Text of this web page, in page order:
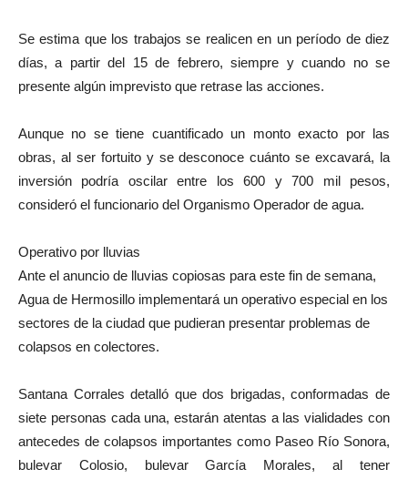
Se estima que los trabajos se realicen en un período de diez
días, a partir del 15 de febrero, siempre y cuando no se
presente algún imprevisto que retrase las acciones.
Aunque no se tiene cuantificado un monto exacto por las
obras, al ser fortuito y se desconoce cuánto se excavará, la
inversión podría oscilar entre los 600 y 700 mil pesos,
consideró el funcionario del Organismo Operador de agua.
Operativo por lluvias
Ante el anuncio de lluvias copiosas para este fin de semana,
Agua de Hermosillo implementará un operativo especial en los
sectores de la ciudad que pudieran presentar problemas de
colapsos en colectores.
Santana Corrales detalló que dos brigadas, conformadas de
siete personas cada una, estarán atentas a las vialidades con
antecedes de colapsos importantes como Paseo Río Sonora,
bulevar Colosio, bulevar García Morales, al tener